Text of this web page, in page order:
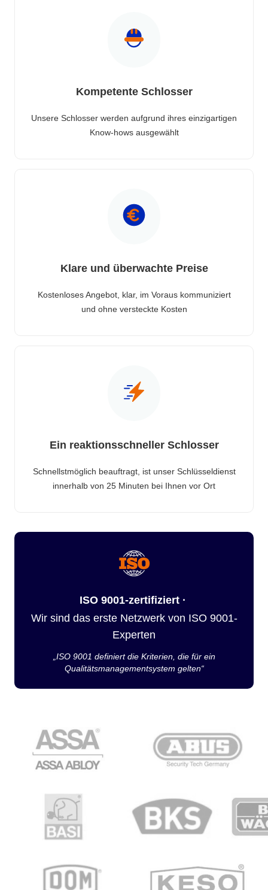
Kompetente Schlosser
Unsere Schlosser werden aufgrund ihres einzigartigen
Know-hows ausgewählt
Klare und überwachte Preise
Kostenloses Angebot, klar, im Voraus kommuniziert
und ohne versteckte Kosten
Ein reaktionsschneller Schlosser
Schnellstmöglich beauftragt, ist unser Schlüsseldienst
innerhalb von 25 Minuten bei Ihnen vor Ort
ISO 9001-zertifiziert ·
Wir sind das erste Netzwerk von ISO 9001-
Experten
„ISO 9001 definiert die Kriterien, die für ein
Qualitätsmanagementsystem gelten“